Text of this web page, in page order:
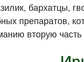
бархатцы,
препаратов,
вторую часть